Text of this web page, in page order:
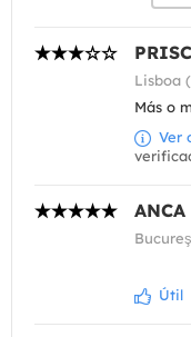
Lisboa
Más o
Ver
ANCA
Útil